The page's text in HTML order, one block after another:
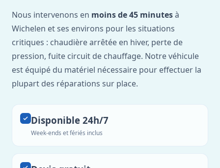
Nous intervenons en moins de 45 minutesà
Wichelen et ses environs pour les situations
critiques : chaudière arrêtée en hiver, perte de
pression, fuite circuit de chauffage. Notre véhicule
est équipé du matériel nécessaire pour effectuer la
plupart des réparations sur place.
Disponible 24h/7
Week-ends et fériés inclus